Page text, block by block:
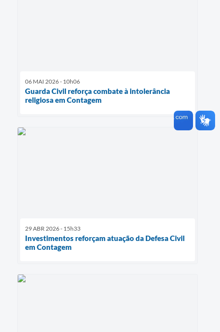
06 MAI 2026 - 10h06
Guarda Civil reforça combate à intolerância
religiosa em Contagem
29 ABR 2026 - 15h33
Investimentos reforçam atuação da Defesa Civil
em Contagem